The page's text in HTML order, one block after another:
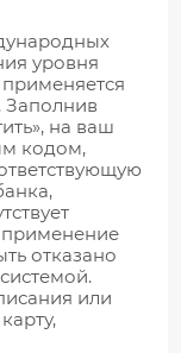
уровня
Заполнив
на ваш
кодом,
применение
отказано
или